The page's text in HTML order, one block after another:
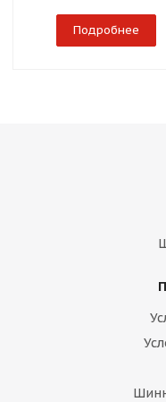
Подробнее